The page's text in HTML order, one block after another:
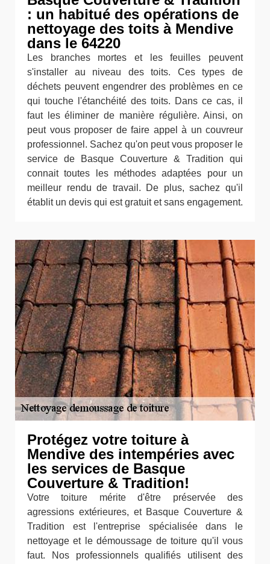
: un habitué des opérations de
nettoyage des toits à Mendive
dans le 64220
Les branches mortes et les feuilles peuvent
s'installer au niveau des toits. Ces types de
déchets peuvent engendrer des problèmes en ce
qui touche l'étanchéité des toits. Dans ce cas, il
faut les éliminer de manière régulière. Ainsi, on
peut vous proposer de faire appel à un couvreur
professionnel. Sachez qu'on peut vous proposer le
service de Basque Couverture & Tradition qui
connait toutes les méthodes adaptées pour un
meilleur rendu de travail. De plus, sachez qu'il
établit un devis qui est gratuit et sans engagement.
Protégez votre toiture à
Mendive des intempéries avec
les services de Basque
Couverture & Tradition!
Votre toiture mérite d'être préservée des
agressions extérieures, et Basque Couverture &
Tradition est l'entreprise spécialisée dans le
nettoyage et le démoussage de toiture qu'il vous
faut. Nos professionnels qualifiés utilisent des